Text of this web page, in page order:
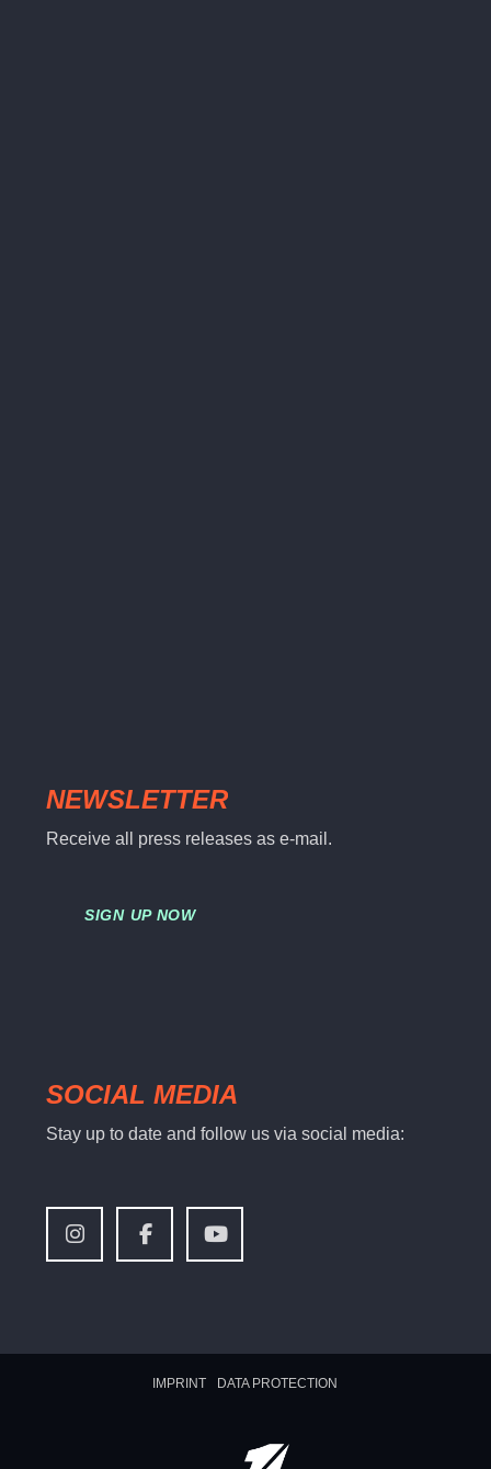
NEWSLETTER
Receive all press releases as e-mail.
SIGN UP NOW
SOCIAL MEDIA
Stay up to date and follow us via social media:
IMPRINT DATA PROTECTION